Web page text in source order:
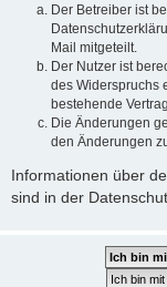
Der Betreiber ist
Mail mitgeteilt.
Der Nutzer ist
des Widerspruchs
bestehende
Die Änderungen
den Änderungen
Informationen über
sind in der